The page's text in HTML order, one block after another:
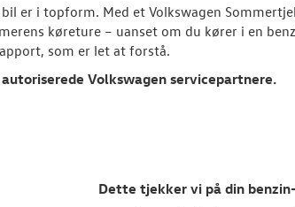
er i topform. Med et Volkswagen
køreture – uanset om du kører i en
som er let at forstå.
Volkswagen servicepartnere.
Dette tjekker vi på din